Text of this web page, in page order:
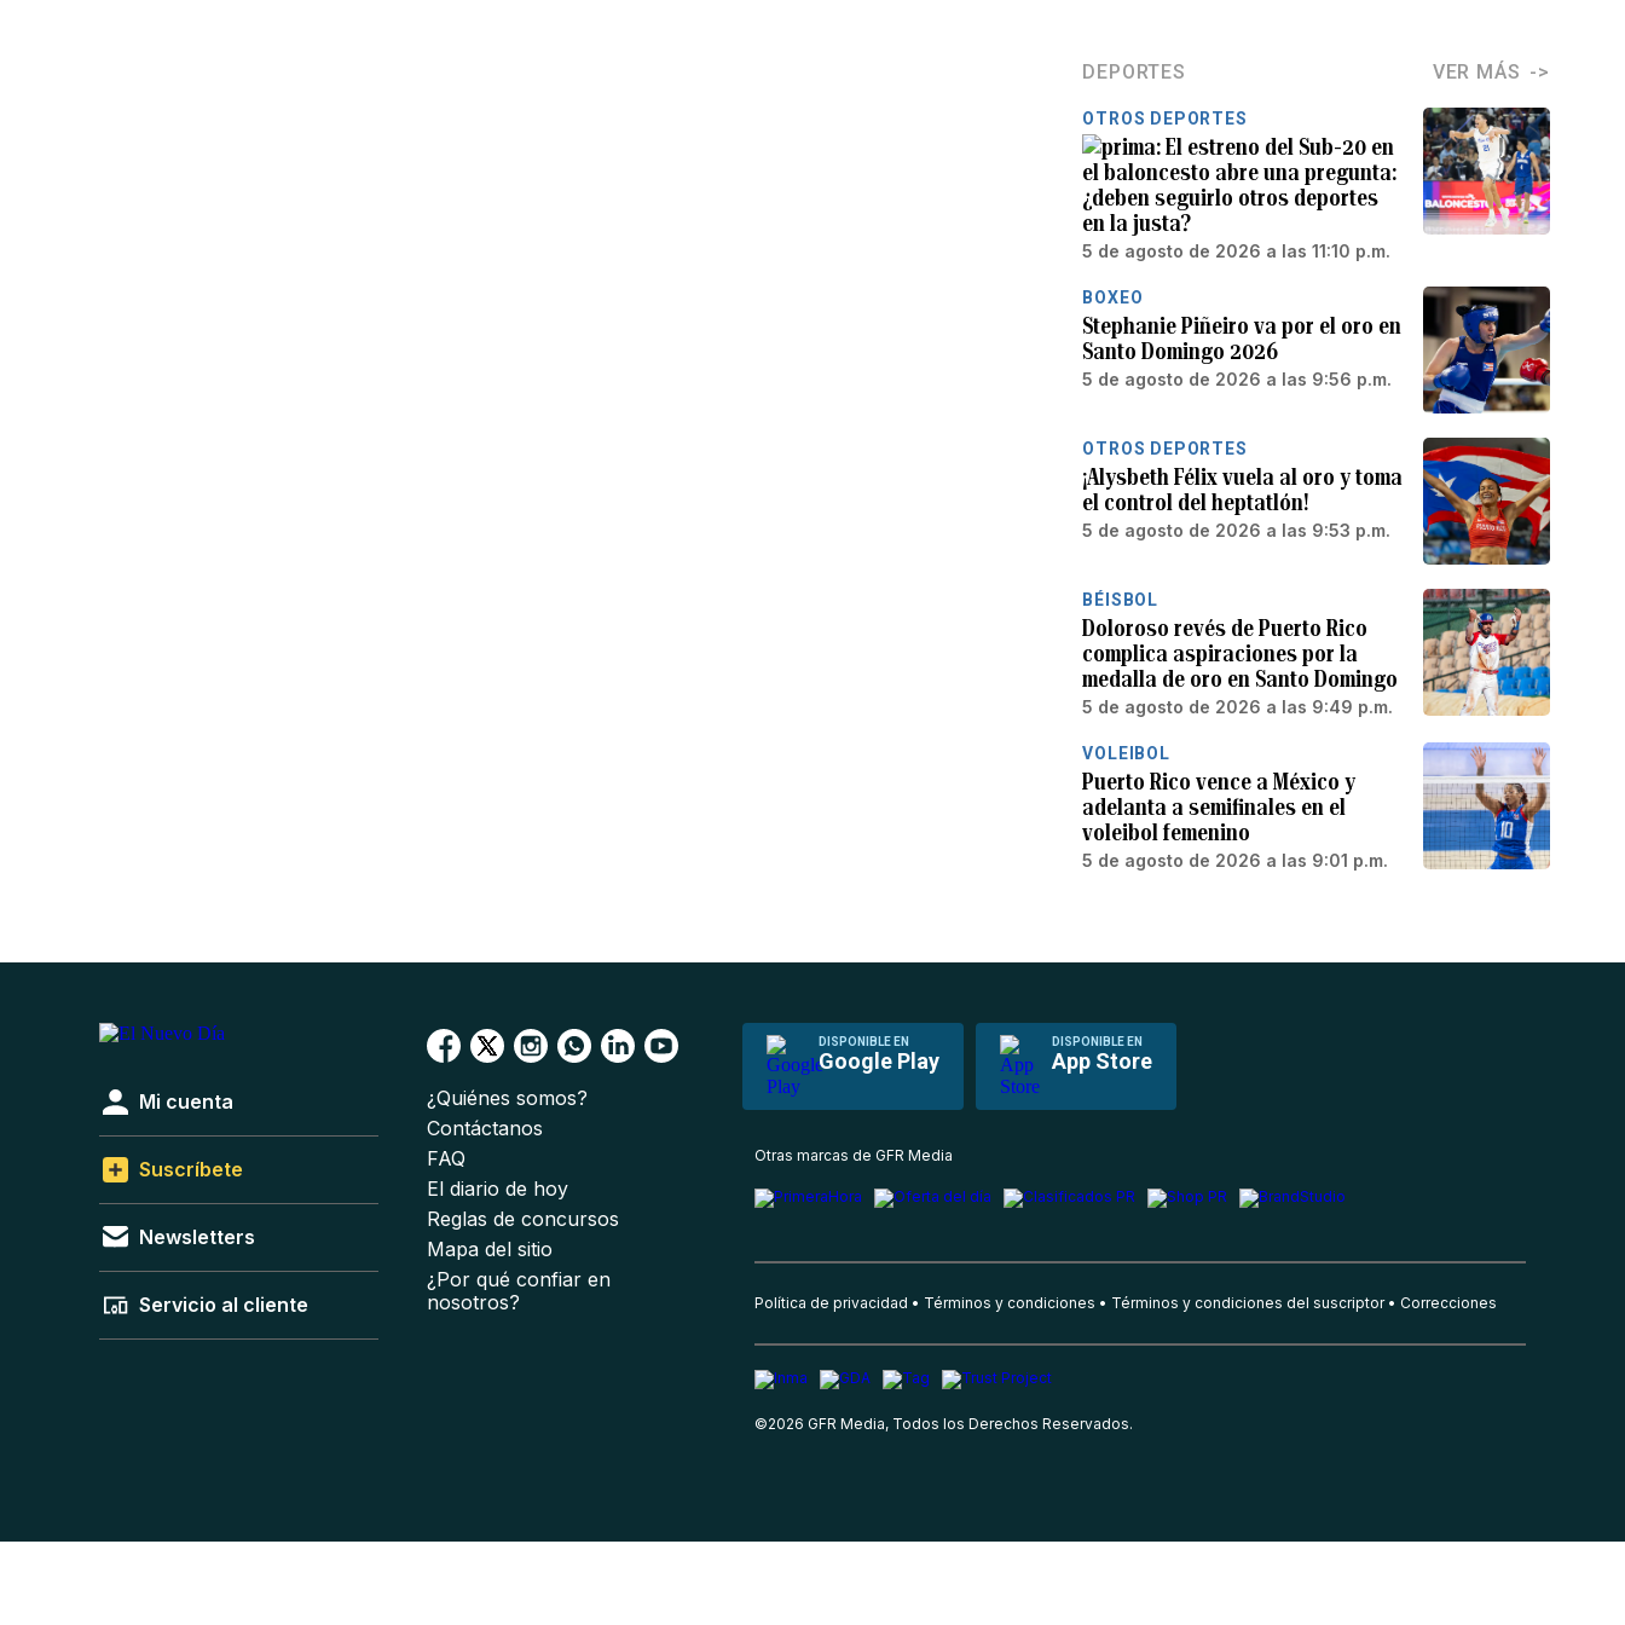
DEPORTES VER MÁS
OTROS DEPORTES
El estreno del Sub-20 en
el baloncesto abre una pregunta:
¿deben seguirlo otros deportes
en la justa?
5 de agosto de 2026 a las 11:10 p.m.
BOXEO
Stephanie Piñeiro va por el oro en
Santo Domingo 2026
5 de agosto de 2026 a las 9:56 p.m.
OTROS DEPORTES
¡Alysbeth Félix vuela al oro y toma
el control del heptatlón!
5 de agosto de 2026 a las 9:53 p.m.
BÉISBOL
Doloroso revés de Puerto Rico
complica aspiraciones por la
medalla de oro en Santo Domingo
5 de agosto de 2026 a las 9:49 p.m.
VOLEIBOL
Puerto Rico vence a México y
adelanta a semifinales en el
voleibol femenino
5 de agosto de 2026 a las 9:01 p.m.
DISPONIBLE EN
Google Play
DISPONIBLE EN
App Store
Mi cuenta
Suscríbete
Newsletters
Servicio al cliente
¿Quiénes somos?
Contáctanos
FAQ
El diario de hoy
Reglas de concursos
Mapa del sitio
¿Por qué confiar en
nosotros?
Otras marcas de GFR Media
Política de privacidad Términos y condiciones Términos y condiciones del suscriptor Correcciones
©2026 GFR Media, Todos los Derechos Reservados.